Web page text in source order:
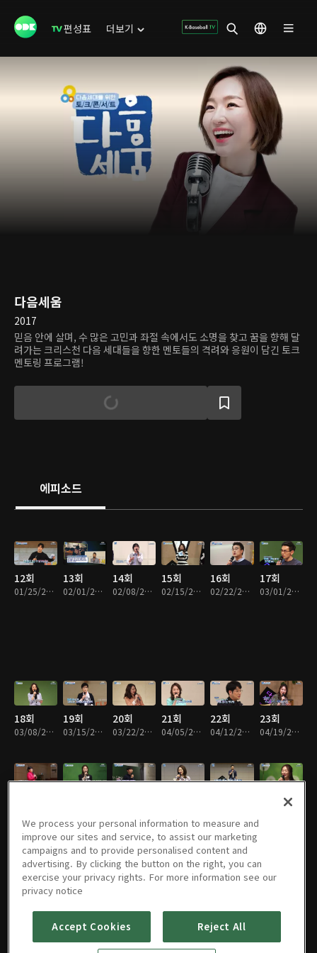
편성표 더보기
다음세움
2017
믿음 안에 살며, 수 많은 고민과 좌절 속에서도 소명을 찾고 꿈을 향해 달
려가는 크리스천 다음 세대들을 향한 멘토들의 격려와 응원이 담긴 토크
멘토링 프로그램!
에피소드
12회
01/25/2018 • 50분
13회
02/01/2018 • 49분
14회
02/08/2018 • 50분
15회
02/15/2018 • 52분
16회
02/22/2018 • 52분
17회
03/01/2018 • 51분
18회
03/08/2018 • 50분
19회
03/15/2018 • 50분
20회
03/22/2018 • 49분
21회
04/05/2018 • 49분
22회
04/12/2018 • 52분
23회
04/19/2018 • 49분
29회
06/07/2018 • 52분
30회 31회 32회 33회 34회
We process your personal information to measure and
improve our sites and service, to assist our marketing
campaigns and to provide personalised content and
advertising. By clicking the button on the right, you can
exercise your privacy rights. For more information see our
privacy notice
Accept Cookies Reject All